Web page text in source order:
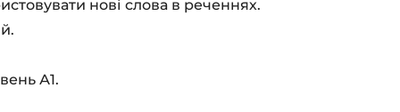
нові слова в реченнях.
А1.